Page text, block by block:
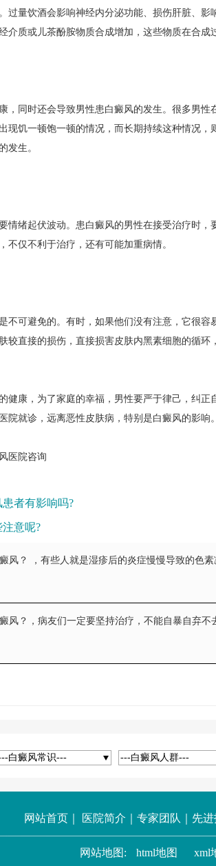
量饮酒会影响神经内分泌功能、损伤肝脏、影
介质或儿茶酚胺物质合成增加，这些物质在合成
同时还会导致男性患白癜风的发生。很多男性
现饥一顿饱一顿的情况，而长期持续这种情况，
发生。
绪起伏波动。患白癜风的男性在接受治疗时，
不仅不利于治疗，还有可能加重病情。
可避免的。有时，如果他们没有注意，它很容
较直接的损伤，直接损害皮肤内黑素细胞的循环
康，为了家庭的幸福，男性要严于律己，纠正
院就诊，远离恶性皮肤病，特别是白癜风的影响。
医院咨询
患者有影响吗?
注意呢?
风？
，有些人就是湿疹后的炎症慢慢导致的色
风？
，病友们一定要坚持治疗，不能自暴自弃不
白癜风常识--- ---白癜风人群---
网站首页 医院简介 专家团队 先
网站地图: html地图 xml